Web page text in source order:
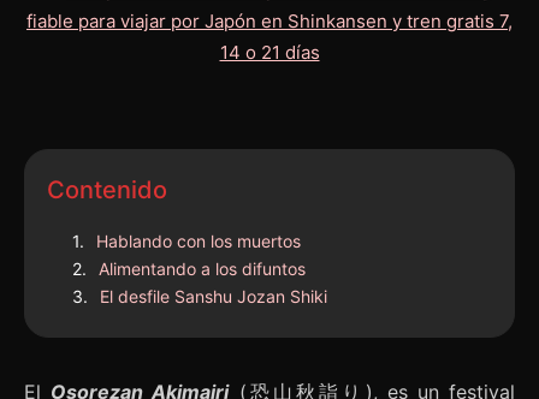
Contenido
Hablando con los muertos
Alimentando a los difuntos
El desfile Sanshu Jozan Shiki
El Osorezan Akimairi(恐山秋詣り), es un festival